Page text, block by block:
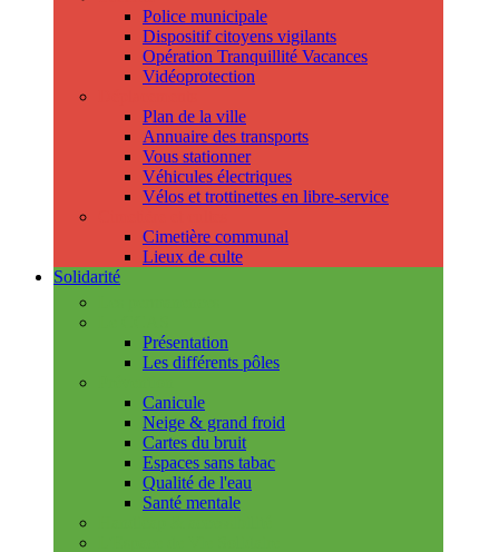
Police municipale
Dispositif citoyens vigilants
Opération Tranquillité Vacances
Vidéoprotection
Plan de la ville
Annuaire des transports
Vous stationner
Véhicules électriques
Vélos et trottinettes en libre-service
Cimetière communal
Lieux de culte
Solidarité
Présentation
Les différents pôles
Canicule
Neige & grand froid
Cartes du bruit
Espaces sans tabac
Qualité de l'eau
Santé mentale